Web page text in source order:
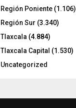
Región Poniente (1.106)
Región Sur (3.340)
Tlaxcala (4.884)
Tlaxcala Capital (1.530)
Uncategorized